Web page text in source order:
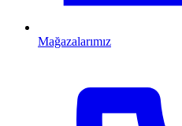
Mağazalarımız